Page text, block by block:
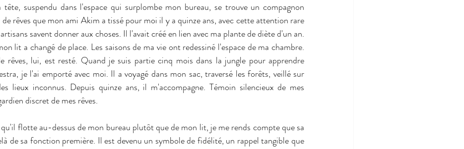
suspendu dans l'espace qui surplombe mon bureau, se trouve un compagnon
rêves que mon ami Akim a tissé pour moi il y a quinze ans, avec cette attention rare
savent donner aux choses. Il l'avait créé en lien avec ma plante de diète d'un an.
lit a changé de place. Les saisons de ma vie ont redessiné l'espace de ma chambre.
rêves, lui, est resté. Quand je suis partie cinq mois dans la jungle pour apprendre
je l'ai emporté avec moi. Il a voyagé dans mon sac, traversé les forêts, veillé sur
lieux inconnus. Depuis quinze ans, il m'accompagne. Témoin silencieux de mes
discret de mes rêves.
flotte au-dessus de mon bureau plutôt que de mon lit, je me rends compte que sa
de sa fonction première. Il est devenu un symbole de fidélité, un rappel tangible que